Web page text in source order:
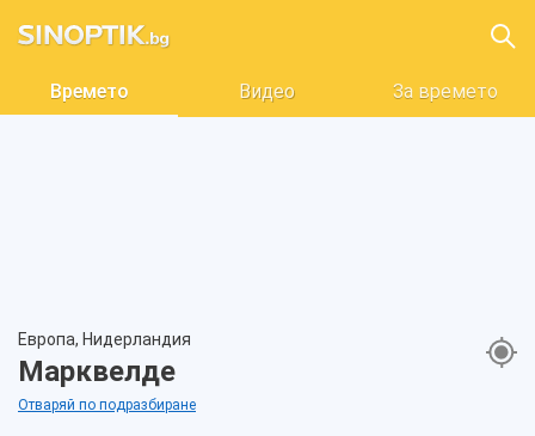
Времето Видео За времето
Европа, Нидерландия
Марквелде
Отваряй по подразбиране